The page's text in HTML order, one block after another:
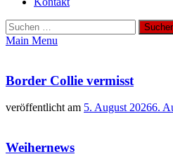
Suchen
nach:
Main Menu
Border Collie vermisst
veröffentlicht am 5. August 20266.
Weihernews